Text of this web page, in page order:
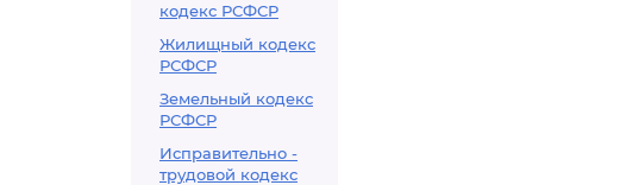
кодекс РСФСР
Жилищный кодекс
РСФСР
Земельный кодекс
РСФСР
Исправительно -
трудовой кодекс